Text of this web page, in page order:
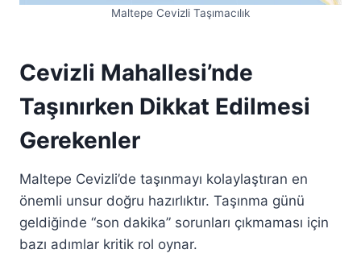
Maltepe Cevizli Taşımacılık
Cevizli Mahallesi’nde
Taşınırken Dikkat Edilmesi
Gerekenler
Maltepe Cevizli’de taşınmayı kolaylaştıran en
önemli unsur doğru hazırlıktır. Taşınma günü
geldiğinde “son dakika” sorunları çıkmaması için
bazı adımlar kritik rol oynar.